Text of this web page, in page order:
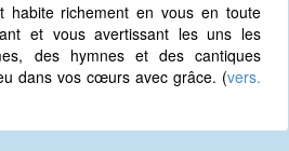
habite richement en vous en toute
et vous avertissant les uns les
des hymnes et des cantiques
dans vos cœurs avec grâce. (vers.